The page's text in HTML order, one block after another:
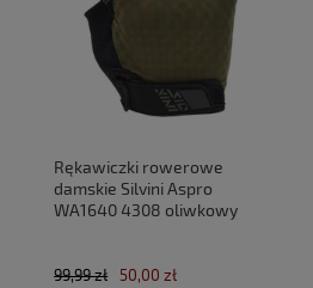
Rękawiczki rowerowe
damskie Silvini Aspro
WA1640 4308 oliwkowy
50,00 zł
99,99 zł